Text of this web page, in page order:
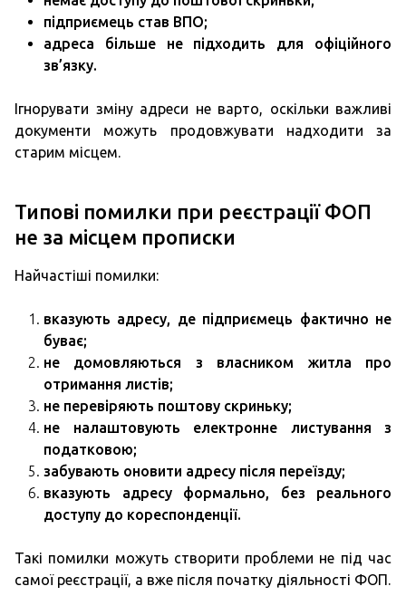
підприємець став ВПО;
адреса більше не підходить для офіційного
зв’язку.
Ігнорувати зміну адреси не варто, оскільки важливі
документи можуть продовжувати надходити за
старим місцем.
Типові помилки при реєстрації ФОП
не за місцем прописки
Найчастіші помилки:
вказують адресу, де підприємець фактично не
буває;
не домовляються з власником житла про
отримання листів;
не перевіряють поштову скриньку;
не налаштовують електронне листування з
податковою;
забувають оновити адресу після переїзду;
вказують адресу формально, без реального
доступу до кореспонденції.
Такі помилки можуть створити проблеми не під час
самої реєстрації, а вже після початку діяльності ФОП.